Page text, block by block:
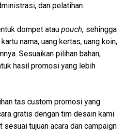
dan pelatihan.
dompet atau pouch, sehingga
nama, uang kertas, uang koin,
Sesuaikan pilihan bahan,
hasil promosi yang lebih
tas custom promosi yang
gratis dengan tim desain kami
sesuai tujuan acara dan campaign